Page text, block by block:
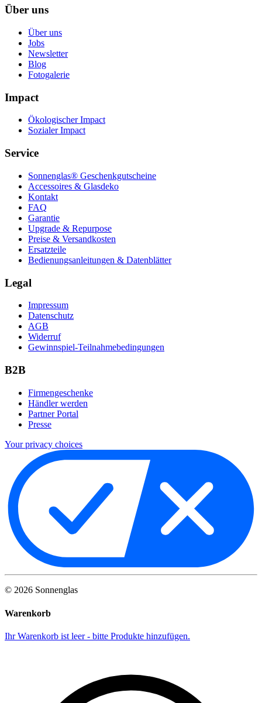
Über uns
Über uns
Jobs
Newsletter
Blog
Fotogalerie
Impact
Ökologischer Impact
Sozialer Impact
Service
Sonnenglas® Geschenkgutscheine
Accessoires & Glasdeko
Kontakt
FAQ
Garantie
Upgrade & Repurpose
Preise & Versandkosten
Ersatzteile
Bedienungsanleitungen & Datenblätter
Legal
Impressum
Datenschutz
AGB
Widerruf
Gewinnspiel-Teilnahmebedingungen
B2B
Firmengeschenke
Händler werden
Partner Portal
Presse
Your privacy choices
© 2026 Sonnenglas
Warenkorb
Ihr Warenkorb ist leer - bitte Produkte hinzufügen.